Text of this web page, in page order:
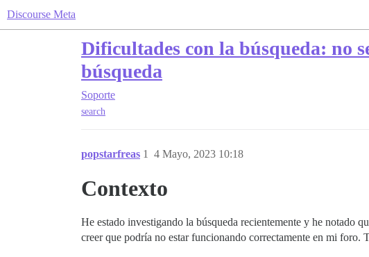
Discourse Meta
Dificultades con la búsqueda: no
búsqueda
Soporte
search
popstarfreas 4 Mayo, 2023 10:18
1
Contexto
He estado investigando la búsqueda recientemente y he notado
creer que podría no estar funcionando correctamente en mi foro.